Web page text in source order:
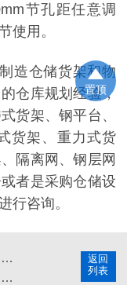
节孔距任意调
使用。
造仓储货架和物
仓库规划经验，
货架、钢平台、
货架、重力式货
隔离网、钢层网
者是采购仓储设
行咨询。
返回
列表
仓储货架制造厂：流利式货架合作案例展示
伸缩悬臂货架案例，悬臂货架厂家邀您观赏！
置顶